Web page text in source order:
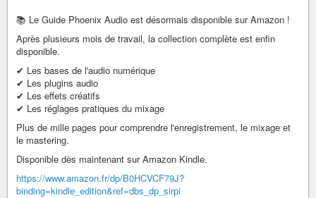
📚 Le Guide Phoenix Audio est désormais disponible sur Amazon !
Après plusieurs mois de travail, la collection complète est enfin
disponible.
✔ Les bases de l'audio numérique
✔ Les plugins audio
✔ Les effets créatifs
✔ Les réglages pratiques du mixage
Plus de mille pages pour comprendre l'enregistrement, le mixage et
le mastering.
Disponible dès maintenant sur Amazon Kindle.
https://www.amazon.fr/dp/B0HCVCF79J?
binding=kindle_edition&ref=dbs_dp_sirpi